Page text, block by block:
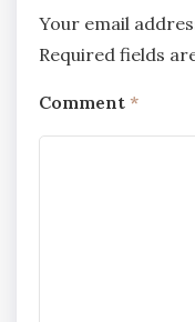
Your email
Required fields
Comment *